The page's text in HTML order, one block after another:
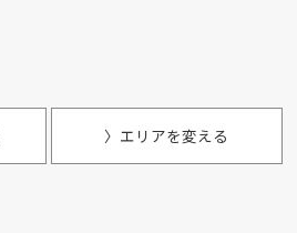
〉エリアを変える